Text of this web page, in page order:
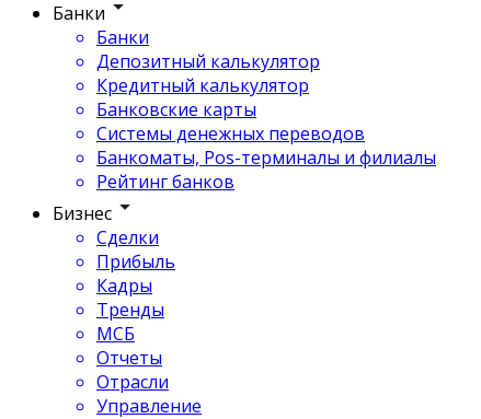
Банки
Банки
Депозитный калькулятор
Кредитный калькулятор
Банковские карты
Системы денежных переводов
Банкоматы, Pos-терминалы и филиалы
Рейтинг банков
Бизнес
Сделки
Прибыль
Кадры
Тренды
МСБ
Отчеты
Отрасли
Управление